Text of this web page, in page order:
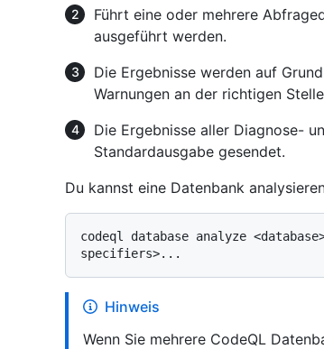
Führt eine oder mehrere
ausgeführt werden.
Die Ergebnisse werden auf
Warnungen an der richtigen
Die Ergebnisse aller Diagnose-
Standardausgabe gesendet.
Du kannst eine Datenbank
codeql database analyze
Hinweis
Wenn Sie mehrere CodeQL